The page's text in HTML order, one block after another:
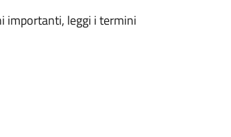
importanti, leggi i termini